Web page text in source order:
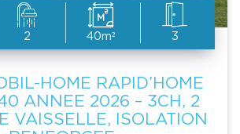
2 40m² 3
HOME RAPID’HOME
ANNEE 2026 – 3CH, 2
VAISSELLE, ISOLATION